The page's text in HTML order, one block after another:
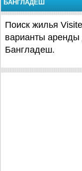
БАНГЛАДЕШ
Поиск жилья
варианты аренды
Бангладеш.